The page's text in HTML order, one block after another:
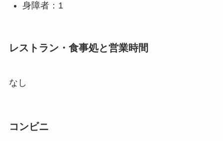
身障者：1
レストラン・食事処と営業時間
なし
コンビニ